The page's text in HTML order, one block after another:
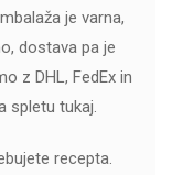
je varna,
dostava pa je
z DHL, FedEx in
spletu tukaj.
recepta.